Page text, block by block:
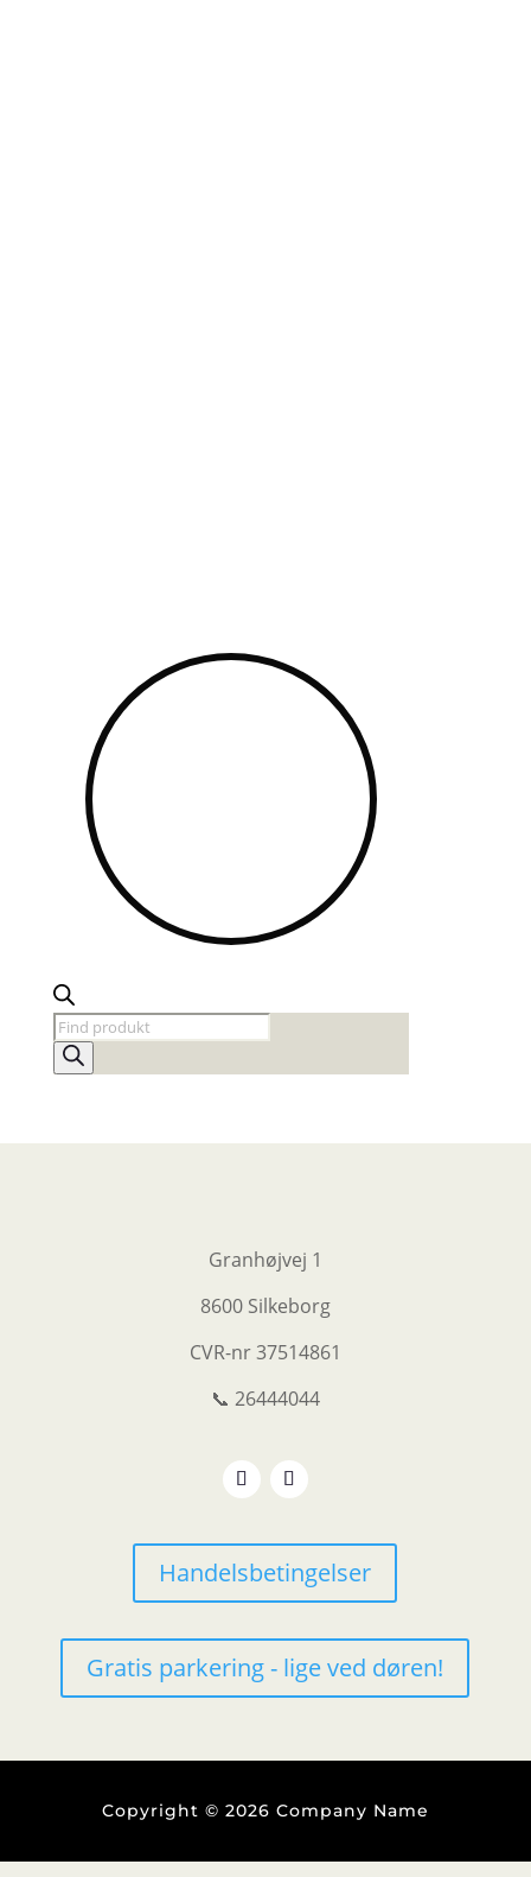
Products
search
Granhøjvej 1
8600 Silkeborg
CVR-nr37514861
📞 26444044
Handelsbetingelser
Gratis parkering - lige ved døren!
Copyright © 2026 Company Name